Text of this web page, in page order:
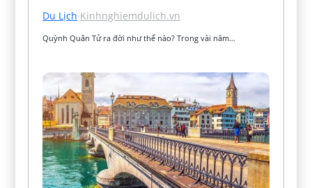
Du Lịch·Kinhnghiemdulich.vn
Quỳnh Quân Tử ra đời như thế nào? Trong vài năm…